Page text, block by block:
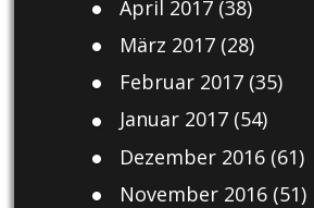
April 2017(38)
März 2017(28)
Februar 2017(35)
Januar 2017(54)
Dezember 2016(61)
November 2016(51)